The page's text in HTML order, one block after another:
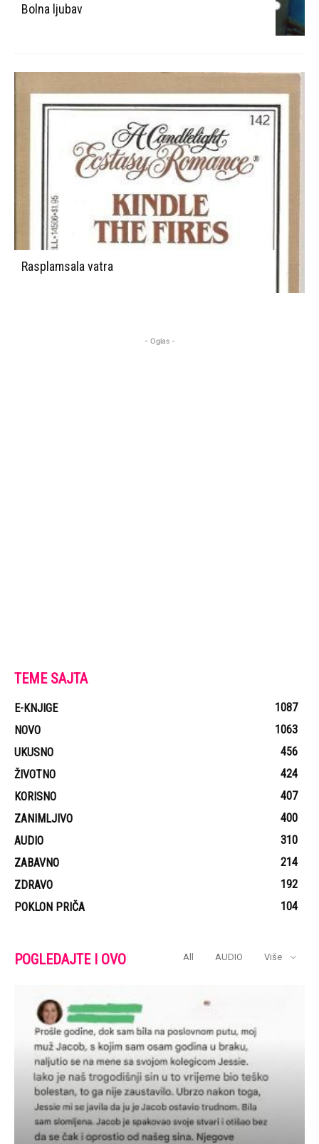
Bolna ljubav
Rasplamsala vatra
- Oglas -
TEME SAJTA
E-KNJIGE
1087
NOVO
1063
UKUSNO
456
ŽIVOTNO
424
KORISNO
407
ZANIMLJIVO
400
AUDIO
310
ZABAVNO
214
ZDRAVO
192
POKLON PRIČA
104
POGLEDAJTE I OVO All AUDIO Više